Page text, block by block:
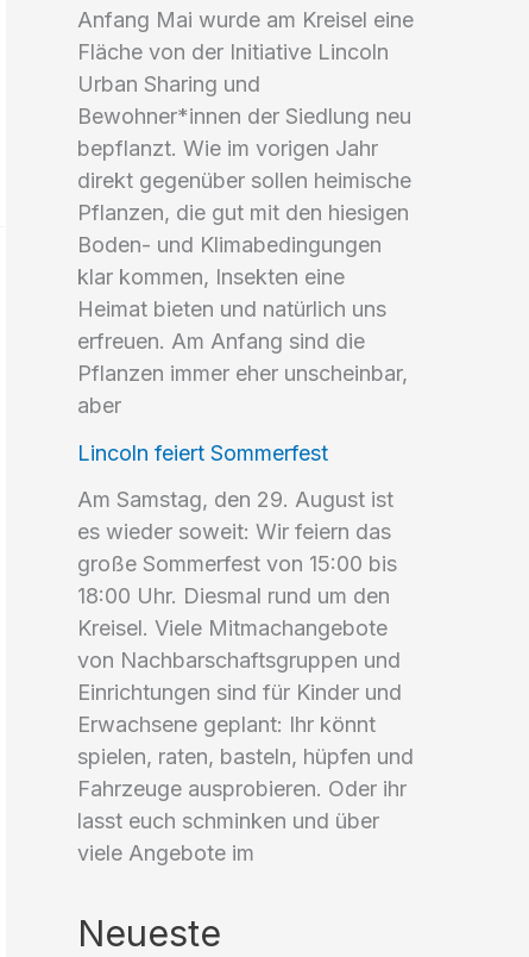
Anfang Mai wurde am Kreisel eine
Fläche von der Initiative Lincoln
Urban Sharing und
Bewohner*innen der Siedlung neu
bepflanzt. Wie im vorigen Jahr
direkt gegenüber sollen heimische
Pflanzen, die gut mit den hiesigen
Boden- und Klimabedingungen
klar kommen, Insekten eine
Heimat bieten und natürlich uns
erfreuen. Am Anfang sind die
Pflanzen immer eher unscheinbar,
aber
Lincoln feiert Sommerfest
Am Samstag, den 29. August ist
es wieder soweit: Wir feiern das
große Sommerfest von 15:00 bis
18:00 Uhr. Diesmal rund um den
Kreisel. Viele Mitmachangebote
von Nachbarschaftsgruppen und
Einrichtungen sind für Kinder und
Erwachsene geplant: Ihr könnt
spielen, raten, basteln, hüpfen und
Fahrzeuge ausprobieren. Oder ihr
lasst euch schminken und über
viele Angebote im
Neueste